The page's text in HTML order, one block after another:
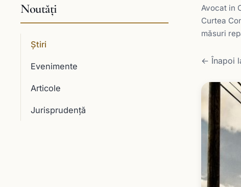
Noutăți
Știri
Evenimente
Articole
Jurisprudenţă
Avocat in
Curtea
măsuri
← Înapoi